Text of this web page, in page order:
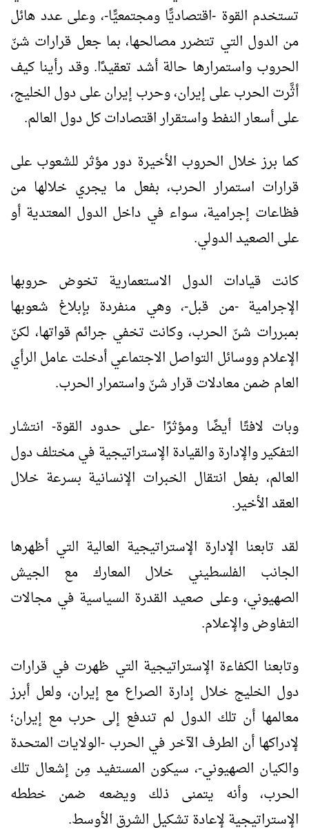
تستخدم القوة -اقتصاديًّا ومجتمعيًّا-، وعلى عدد هائل
من الدول التي تتضرر مصالحها، بما جعل قرارات شنّ
الحروب واستمرارها حالة أشد تعقيدًا. وقد رأينا كيف
أثَّرت الحرب على إيران، وحرب إيران على دول الخليج،
على أسعار النفط واستقرار اقتصادات كل دول العالم.
كما برز خلال الحروب الأخيرة دور مؤثر للشعوب على
قرارات استمرار الحرب، بفعل ما يجري خلالها من
فظاعات إجرامية، سواء في داخل الدول المعتدية أو
على الصعيد الدولي.
كانت قيادات الدول الاستعمارية تخوض حروبها
الإجرامية -من قبل-، وهي منفردة بإبلاغ شعوبها
بمبررات شنّ الحرب، وكانت تخفي جرائم قواتها، لكنّ
الإعلام ووسائل التواصل الاجتماعي أدخلت عامل الرأي
العام ضمن معادلات قرار شنّ واستمرار الحرب.
وبات لافتًا أيضًا ومؤثرًا -على حدود القوة- انتشار
التفكير والإدارة والقيادة الإستراتيجية في مختلف دول
العالم، بفعل انتقال الخبرات الإنسانية بسرعة خلال
العقد الأخير.
لقد تابعنا الإدارة الإستراتيجية العالية التي أظهرها
الجانب الفلسطيني خلال المعارك مع الجيش
الصهيوني، وعلى صعيد القدرة السياسية في مجالات
التفاوض والإعلام.
وتابعنا الكفاءة الإستراتيجية التي ظهرت في قرارات
دول الخليج خلال إدارة الصراع مع إيران، ولعل أبرز
معالمها أن تلك الدول لم تندفع إلى حرب مع إيران؛
لإدراكها أن الطرف الآخر في الحرب -الولايات المتحدة
والكيان الصهيوني-، سيكون المستفيد مِن إشعال تلك
الحرب، وأنه يتمنى ذلك ويضعه ضمن خططه
الإستراتيجية لإعادة تشكيل الشرق الأوسط.